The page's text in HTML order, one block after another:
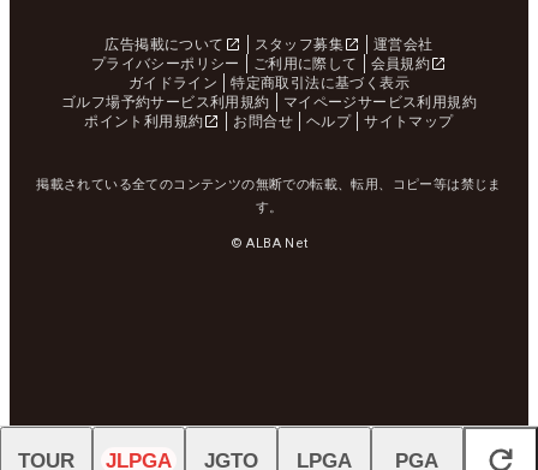
広告掲載について スタッフ募集
運営会社
プライバシーポリシー
ご利用に際して
会員規約
ガイドライン
特定商取引法に基づく表示
ゴルフ場予約サービス利用規約
マイページサービス利用規約
ポイント利用規約
お問合せ ヘルプ サイトマップ
掲載されている全てのコンテンツの無断での転載、転用、コピー等は禁じま
す。
© ALBA Net
閉じる
TOUR JLPGA JGTO LPGA PGA